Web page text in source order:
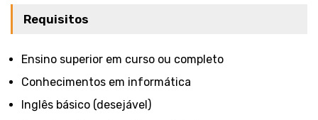
Requisitos
Ensino superior em curso ou completo
Conhecimentos em informática
Inglês básico (desejável)